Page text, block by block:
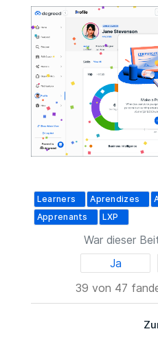
Learners Aprendizes
Apprenants
LXP
War dieser
Ja
39 von 47